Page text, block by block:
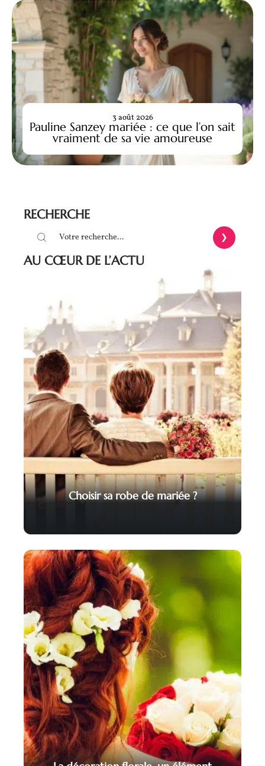
Pauline Sanzey mariée : ce que l’on sait
vraiment de sa vie amoureuse
3 août 2026
RECHERCHE
AU CŒUR DE L’ACTU
Choisir sa robe de mariée ?